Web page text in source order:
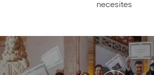
necesites